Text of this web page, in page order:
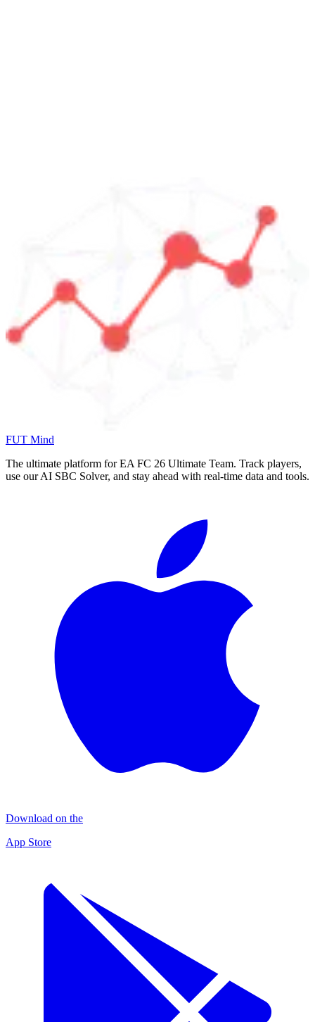
FUT Mind
The ultimate platform for EA FC 26 Ultimate Team. Track players,
use our AI SBC Solver, and stay ahead with real-time data and tools.
Download on the
App Store